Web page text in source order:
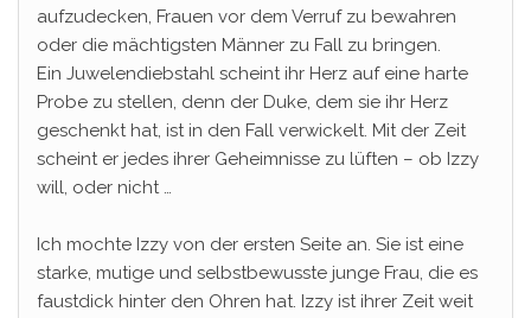
aufzudecken, Frauen vor dem Verruf zu bewahren
oder die mächtigsten Männer zu Fall zu bringen.
Ein Juwelendiebstahl scheint ihr Herz auf eine harte
Probe zu stellen, denn der Duke, dem sie ihr Herz
geschenkt hat, ist in den Fall verwickelt. Mit der Zeit
scheint er jedes ihrer Geheimnisse zu lüften – ob Izzy
will, oder nicht …
Ich mochte Izzy von der ersten Seite an. Sie ist eine
starke, mutige und selbstbewusste junge Frau, die es
faustdick hinter den Ohren hat. Izzy ist ihrer Zeit weit